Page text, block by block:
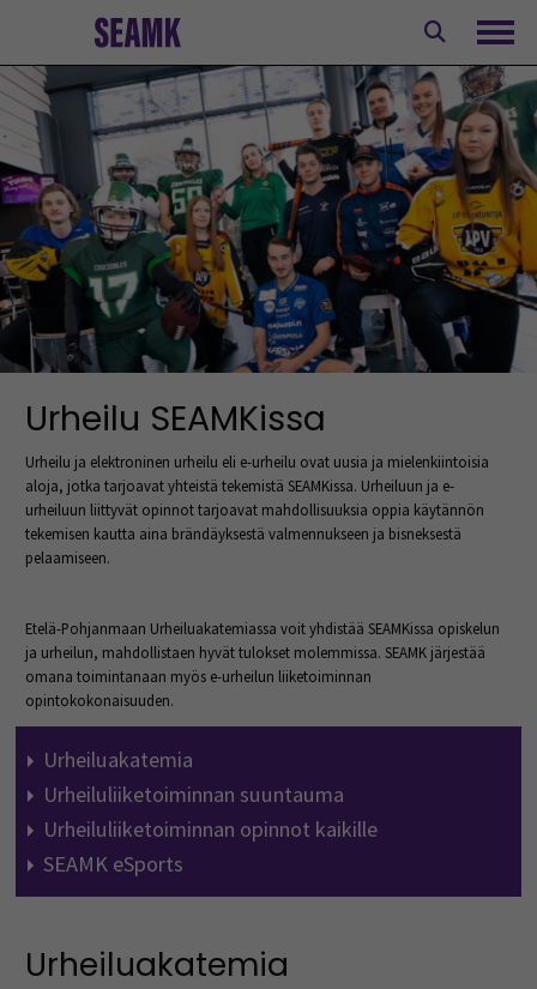
Urheilu SEAMKissa
Urheilu ja elektroninen urheilu eli e-urheilu ovat uusia ja mielenkiintoisia
aloja, jotka tarjoavat yhteistä tekemistä SEAMKissa. Urheiluun ja e-
urheiluun liittyvät opinnot tarjoavat mahdollisuuksia oppia käytännön
tekemisen kautta aina brändäyksestä valmennukseen ja bisneksestä
pelaamiseen.
Etelä-Pohjanmaan Urheiluakatemiassa voit yhdistää SEAMKissa opiskelun
ja urheilun, mahdollistaen hyvät tulokset molemmissa. SEAMK järjestää
omana toimintanaan myös e-urheilun liiketoiminnan
opintokokonaisuuden.
Urheiluakatemia
Urheiluliiketoiminnan suuntauma
Urheiluliiketoiminnan opinnot kaikille
SEAMK eSports
Urheiluakatemia